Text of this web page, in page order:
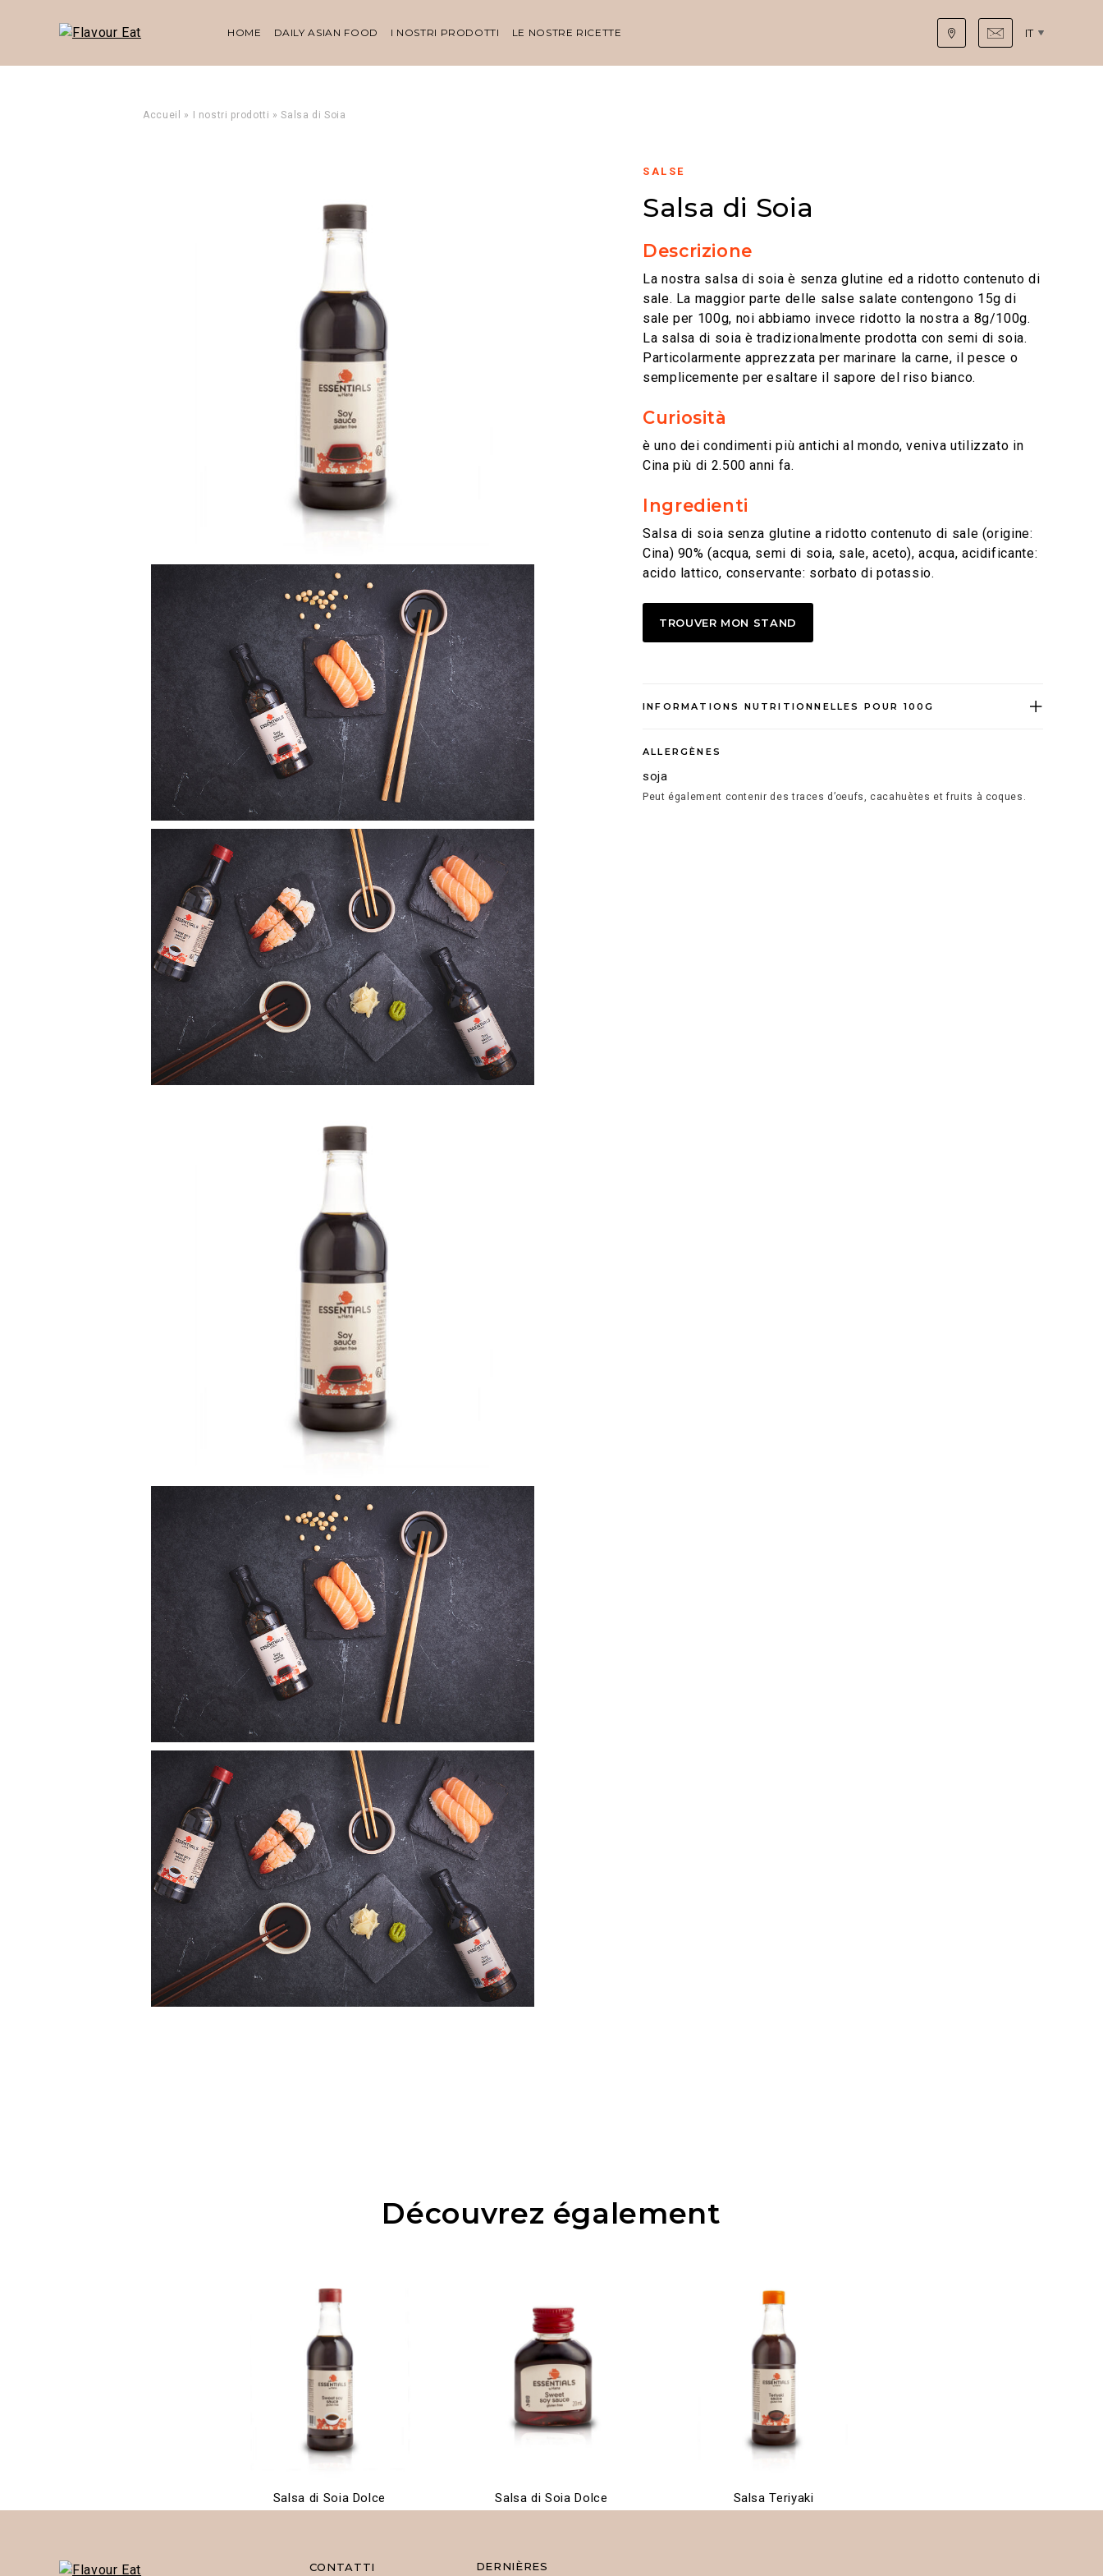
HOME DAILY ASIAN FOOD I NOSTRI PRODOTTI LE NOSTRE RICETTE IT
Accueil » I nostri prodotti »Salsa di Soia
SALSE
Salsa di Soia
Descrizione
La nostra salsa di soia è senza glutine ed a ridotto contenuto di
sale. La maggior parte delle salse salate contengono 15g di
sale per 100g, noi abbiamo invece ridotto la nostra a 8g/100g.
La salsa di soia è tradizionalmente prodotta con semi di soia.
Particolarmente apprezzata per marinare la carne, il pesce o
semplicemente per esaltare il sapore del riso bianco.
Curiosità
è uno dei condimenti più antichi al mondo, veniva utilizzato in
Cina più di 2.500 anni fa.
Ingredienti
Salsa di soia senza glutine a ridotto contenuto di sale (origine:
Cina) 90% (acqua, semi di soia, sale, aceto), acqua, acidificante:
acido lattico, conservante: sorbato di potassio.
TROUVER MON STAND
INFORMATIONS NUTRITIONNELLES POUR 100G
ALLERGÈNES
soja
Peut également contenir des traces d’oeufs, cacahuètes et fruits à coques.
Découvrez également
Salsa di Soia Dolce Salsa di Soia Dolce Salsa Teriyaki
CONTATTI
DERNIÈRES